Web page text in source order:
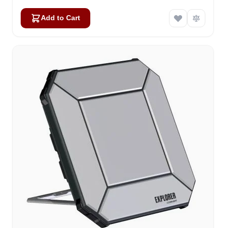
Add to Cart